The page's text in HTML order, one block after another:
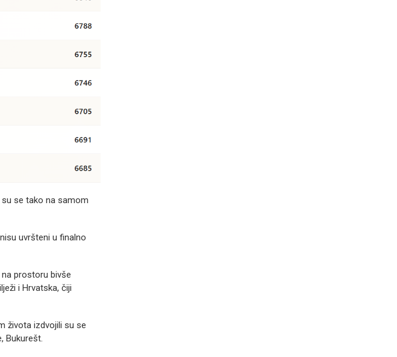
se tako na samom
uvršteni u finalno
prostoru bivše
i Hrvatska, čiji
života izdvojili su se
Bukurešt.